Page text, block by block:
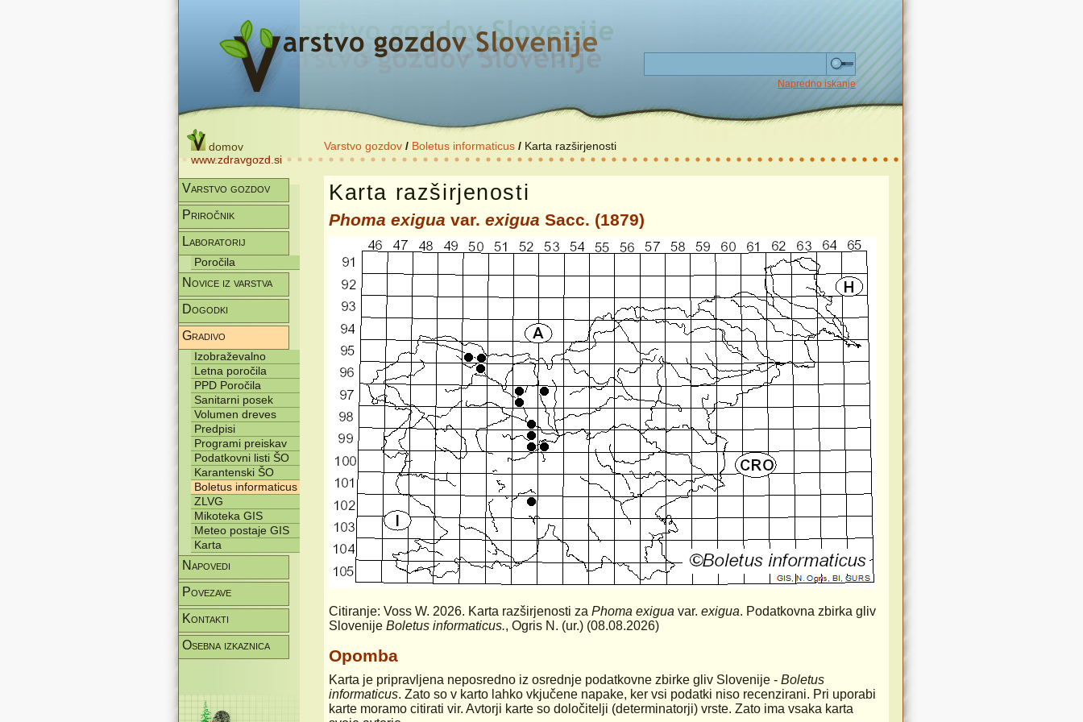
Napredno iskanje
domov
www.zdravgozd.si
Varstvo gozdov / Boletus informaticus / Karta razširjenosti
Varstvo gozdov
Priročnik
Laboratorij
Poročila
Novice iz varstva
Dogodki
Gradivo
Izobraževalno
Letna poročila
PPD Poročila
Sanitarni posek
Volumen dreves
Predpisi
Programi preiskav
Podatkovni listi ŠO
Karantenski ŠO
Boletus informaticus
ZLVG
Mikoteka GIS
Meteo postaje GIS
Karta
Napovedi
Povezave
Kontakti
Osebna izkaznica
Karta razširjenosti
Phoma exigua var. exigua Sacc. (1879)
Citiranje: Voss W. 2026. Karta razširjenosti za Phoma exigua var. exigua. Podatkovna zbirka gliv
Slovenije Boletus informaticus., Ogris N. (ur.) (08.08.2026)
Opomba
Karta je pripravljena neposredno iz osrednje podatkovne zbirke gliv Slovenije - Boletus
informaticus. Zato so v karto lahko vkjučene napake, ker vsi podatki niso recenzirani. Pri uporabi
karte moramo citirati vir. Avtorji karte so določitelji (determinatorji) vrste. Zato ima vsaka karta